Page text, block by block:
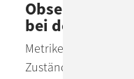
Observability
bei der
Metriken sind
Zuständen (z.B.